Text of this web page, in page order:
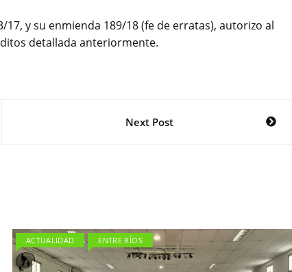
y su enmienda 189/18 (fe de erratas), autorizo al
detallada anteriormente.
Next Post
ACTUALIDAD ENTRE RÍOS